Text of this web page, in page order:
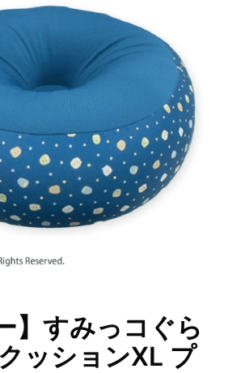
】すみっコぐら
ッションXL プ